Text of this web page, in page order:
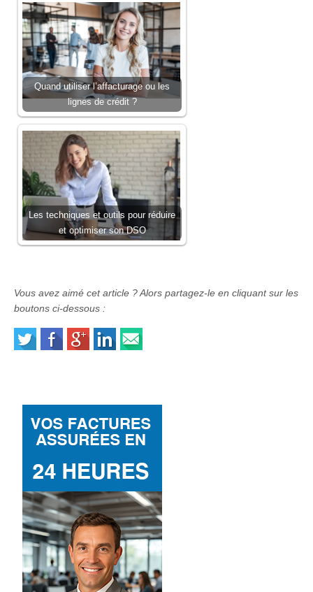
Quand utiliser l’affacturage ou les
lignes de crédit ?
Les techniques et outils pour réduire
et optimiser son DSO
Vous avez aimé cet article ? Alors partagez-le en cliquant sur les
boutons ci-dessous :